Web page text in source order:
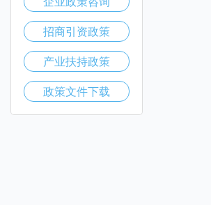
招商引资政策
产业扶持政策
政策文件下载